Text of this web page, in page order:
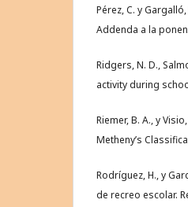
Pérez, C. y
Addenda a la
Ridgers, N. D.,
activity during
Riemer, B. A., y
Metheny’s
Rodríguez, H., y
de recreo escolar.